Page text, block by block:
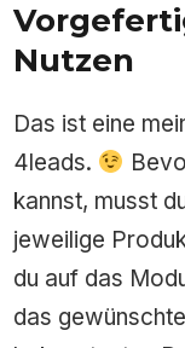
Nutzen
Das ist eine
4leads.
kannst, musst
jeweilige
du auf das
das